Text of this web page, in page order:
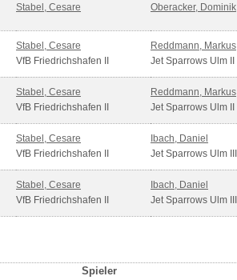
Stabel, Cesare Oberacker, Dominik
Stabel, Cesare
VfB Friedrichshafen II
Reddmann, Markus
Jet Sparrows Ulm II
Stabel, Cesare
VfB Friedrichshafen II
Reddmann, Markus
Jet Sparrows Ulm II
Stabel, Cesare
VfB Friedrichshafen II
Ibach, Daniel
Jet Sparrows Ulm III
Stabel, Cesare
VfB Friedrichshafen II
Ibach, Daniel
Jet Sparrows Ulm III
Spieler